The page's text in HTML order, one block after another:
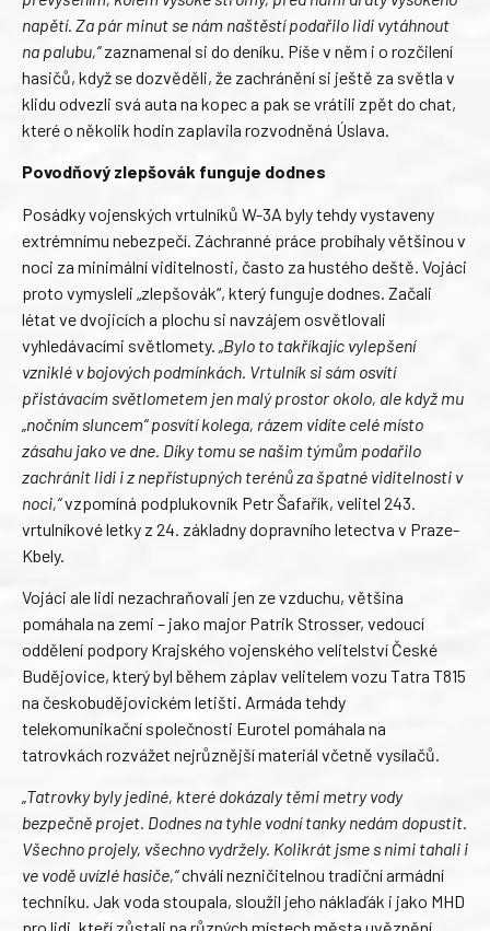
napětí. Za pár minut se nám naštěstí podařilo lidi vytáhnout
na palubu,“zaznamenal si do deníku. Píše v něm i o rozčilení
hasičů, když se dozvěděli, že zachránění si ještě za světla v
klidu odvezli svá auta na kopec a pak se vrátili zpět do chat,
které o několik hodin zaplavila rozvodněná Úslava.
Povodňový zlepšovák funguje dodnes
Posádky vojenských vrtulníků W-3A byly tehdy vystaveny
extrémnímu nebezpečí. Záchranné práce probíhaly většinou v
noci za minimální viditelnosti, často za hustého deště. Vojáci
proto vymysleli „zlepšovák“, který funguje dodnes. Začali
létat ve dvojicích a plochu si navzájem osvětlovali
vyhledávacími světlomety. „Bylo to takříkajíc vylepšení
vzniklé v bojových podmínkách. Vrtulník si sám osvítí
přistávacím světlometem jen malý prostor okolo, ale když mu
„nočním sluncem“ posvítí kolega, rázem vidíte celé místo
zásahu jako ve dne. Díky tomu se našim týmům podařilo
zachránit lidi i z nepřístupných terénů za špatné viditelnosti v
noci,“vzpomíná podplukovník Petr Šafařík, velitel 243.
vrtulníkové letky z 24. základny dopravního letectva v Praze-
Kbely.
Vojáci ale lidi nezachraňovali jen ze vzduchu, většina
pomáhala na zemi – jako major Patrik Strosser, vedoucí
oddělení podpory Krajského vojenského velitelství České
Budějovice, který byl během záplav velitelem vozu Tatra T815
na českobudějovickém letišti. Armáda tehdy
telekomunikační společnosti Eurotel pomáhala na
tatrovkách rozvážet nejrůznější materiál včetně vysílačů.
„Tatrovky byly jediné, které dokázaly těmi metry vody
bezpečně projet. Dodnes na tyhle vodní tanky nedám dopustit.
Všechno projely, všechno vydržely. Kolikrát jsme s nimi tahali i
ve vodě uvízlé hasiče,“chválí nezničitelnou tradiční armádní
techniku. Jak voda stoupala, sloužil jeho náklaďák i jako MHD